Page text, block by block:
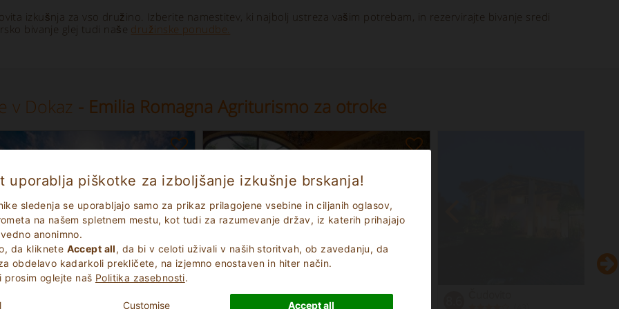
uporablja piškotke za izboljšanje izkušnje brskanja!
sledenja se uporabljajo samo za prikaz prilagojene vsebine in ciljanih oglasov,
na našem spletnem mestu, kot tudi za razumevanje držav, iz katerih prihajajo
anonimno.
da kliknete Accept all, da bi v celoti uživali v naših storitvah, ob zavedanju, da
obdelavo kadarkoli prekličete, na izjemno enostaven in hiter način.
oglejte naš Politika zasebnosti.
Customise Accept all
izkušnja za vso družino. Izberite namestitev, ki najbolj ustreza vašim potrebam, in rezervirajte bivanje sredi
bivanje glej tudi naše družinske ponudbe.
v Dokaz - Emilia Romagna Agriturismo za otroke
Odlično